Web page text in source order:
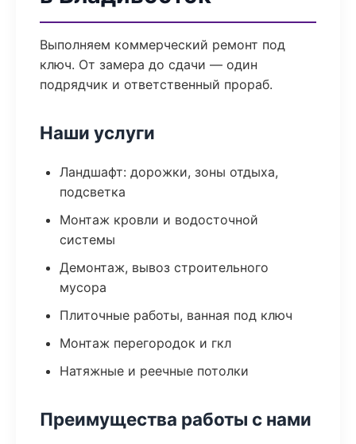
Выполняем коммерческий ремонт под
ключ. От замера до сдачи — один
подрядчик и ответственный прораб.
Наши услуги
Ландшафт: дорожки, зоны отдыха,
подсветка
Монтаж кровли и водосточной
системы
Демонтаж, вывоз строительного
мусора
Плиточные работы, ванная под ключ
Монтаж перегородок и гкл
Натяжные и реечные потолки
Преимущества работы с нами